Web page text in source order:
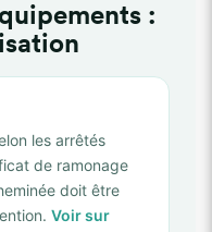
:
les arrêtés
de ramonage
doit être
Voir sur